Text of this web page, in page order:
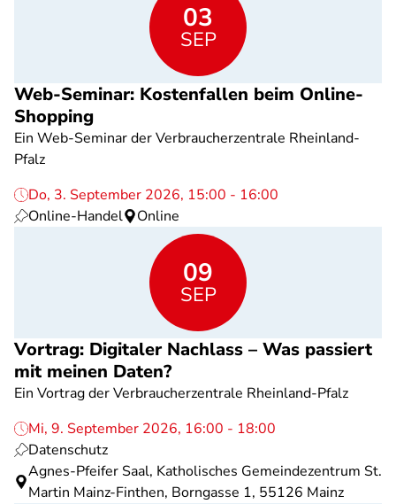
03
SEP
Web-Seminar: Kostenfallen beim Online-
Shopping
Ein Web-Seminar der Verbraucherzentrale Rheinland-
Pfalz
Do, 3. September 2026, 15:00 - 16:00
Online-Handel
Online
09
SEP
Vortrag: Digitaler Nachlass – Was passiert
mit meinen Daten?
Ein Vortrag der Verbraucherzentrale Rheinland-Pfalz
Mi, 9. September 2026, 16:00 - 18:00
Datenschutz
Agnes-Pfeifer Saal, Katholisches Gemeindezentrum St.
Martin Mainz-Finthen, Borngasse 1, 55126 Mainz